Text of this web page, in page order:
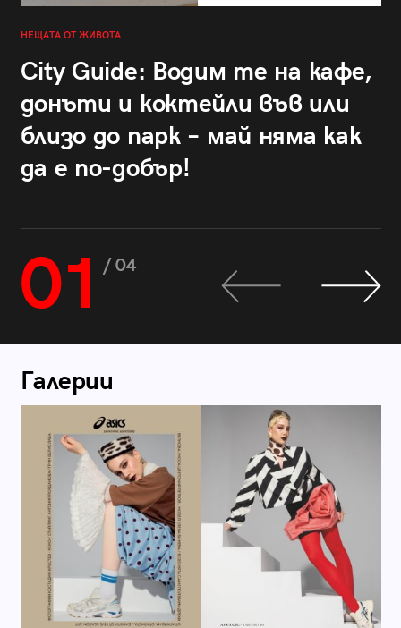
НЕЩАТА ОТ ЖИВОТА
City Guide: Водим те на кафе,
донъти и коктейли във или
близо до парк – май няма как
да е по-добър!
01 / 04
Галерии